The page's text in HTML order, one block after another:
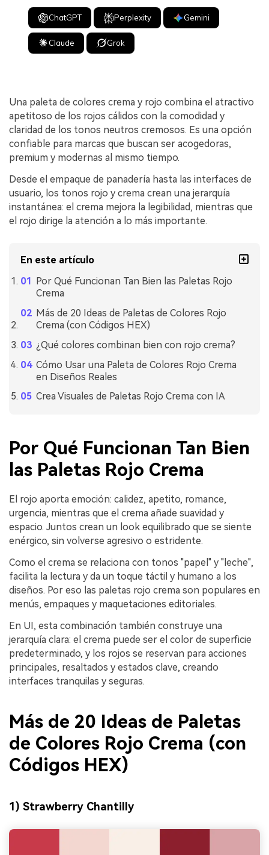
ChatGPT Perplexity Gemini
Claude Grok
Una paleta de colores crema y rojo combina el atractivo
apetitoso de los rojos cálidos con la comodidad y
claridad de los tonos neutros cremosos. Es una opción
confiable para marcas que buscan ser acogedoras,
premium y modernas al mismo tiempo.
Desde el empaque de panadería hasta las interfaces de
usuario, los tonos rojo y crema crean una jerarquía
instantánea: el crema mejora la legibilidad, mientras que
el rojo dirige la atención a lo más importante.
En este artículo
Por Qué Funcionan Tan Bien las Paletas Rojo
Crema
Más de 20 Ideas de Paletas de Colores Rojo
Crema (con Códigos HEX)
¿Qué colores combinan bien con rojo crema?
Cómo Usar una Paleta de Colores Rojo Crema
en Diseños Reales
Crea Visuales de Paletas Rojo Crema con IA
Por Qué Funcionan Tan Bien
las Paletas Rojo Crema
El rojo aporta emoción: calidez, apetito, romance,
urgencia, mientras que el crema añade suavidad y
espacio. Juntos crean un look equilibrado que se siente
enérgico, sin volverse agresivo o estridente.
Como el crema se relaciona con tonos "papel" y "leche",
facilita la lectura y da un toque táctil y humano a los
diseños. Por eso las paletas rojo crema son populares en
menús, empaques y maquetaciones editoriales.
En UI, esta combinación también construye una
jerarquía clara: el crema puede ser el color de superficie
predeterminado, y los rojos se reservan para acciones
principales, resaltados y estados clave, creando
interfaces tranquilas y seguras.
Más de 20 Ideas de Paletas
de Colores Rojo Crema (con
Códigos HEX)
1) Strawberry Chantilly